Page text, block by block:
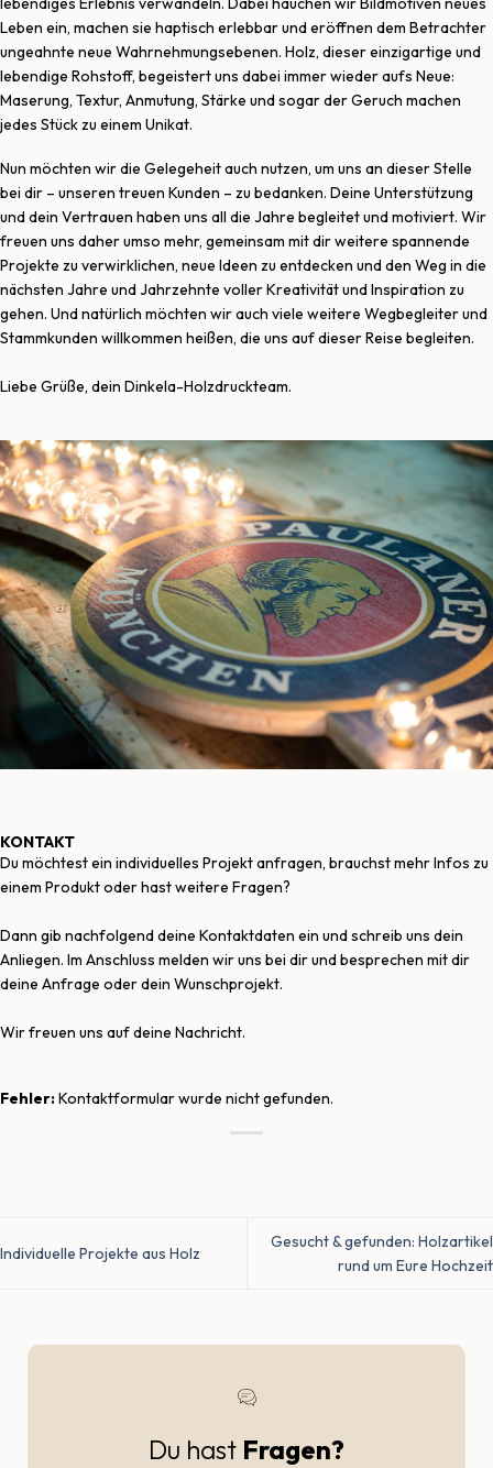
Leben ein, machen sie haptisch erlebbar und eröffnen dem Betrachter
ungeahnte neue Wahrnehmungsebenen. Holz, dieser einzigartige und
lebendige Rohstoff, begeistert uns dabei immer wieder aufs Neue:
Maserung, Textur, Anmutung, Stärke und sogar der Geruch machen
jedes Stück zu einem Unikat.
Nun möchten wir die Gelegeheit auch nutzen, um uns an dieser Stelle
bei dir – unseren treuen Kunden – zu bedanken. Deine Unterstützung
und dein Vertrauen haben uns all die Jahre begleitet und motiviert. Wir
freuen uns daher umso mehr, gemeinsam mit dir weitere spannende
Projekte zu verwirklichen, neue Ideen zu entdecken und den Weg in die
nächsten Jahre und Jahrzehnte voller Kreativität und Inspiration zu
gehen. Und natürlich möchten wir auch viele weitere Wegbegleiter und
Stammkunden willkommen heißen, die uns auf dieser Reise begleiten.
Liebe Grüße, dein Dinkela-Holzdruckteam.
KONTAKT
Du möchtest ein individuelles Projekt anfragen, brauchst mehr Infos zu
einem Produkt oder hast weitere Fragen?
Dann gib nachfolgend deine Kontaktdaten ein und schreib uns dein
Anliegen. Im Anschluss melden wir uns bei dir und besprechen mit dir
deine Anfrage oder dein Wunschprojekt.
Wir freuen uns auf deine Nachricht.
Fehler:Kontaktformular wurde nicht gefunden.
Individuelle Projekte aus Holz
Gesucht & gefunden: Holzartikel
rund um Eure Hochzeit
Du hast Fragen?